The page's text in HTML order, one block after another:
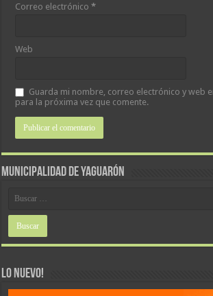
Correo electrónico*
Web
Guarda mi nombre, correo electrónico y web
para la próxima vez que comente.
MUNICIPALIDAD DE YAGUARÓN
LO NUEVO!